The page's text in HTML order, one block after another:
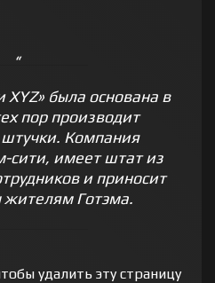
была основана в
пор производит
Компания
сити, имеет штат из
и приносит
жителям Готэма.
удалить эту страницу